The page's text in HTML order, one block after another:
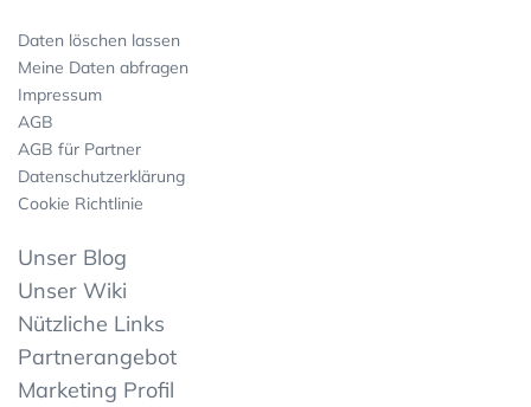
Daten löschen lassen
Meine Daten abfragen
Impressum
AGB
AGB für Partner
Datenschutzerklärung
Cookie Richtlinie
Unser Blog
Unser Wiki
Nützliche Links
Partnerangebot
Marketing Profil